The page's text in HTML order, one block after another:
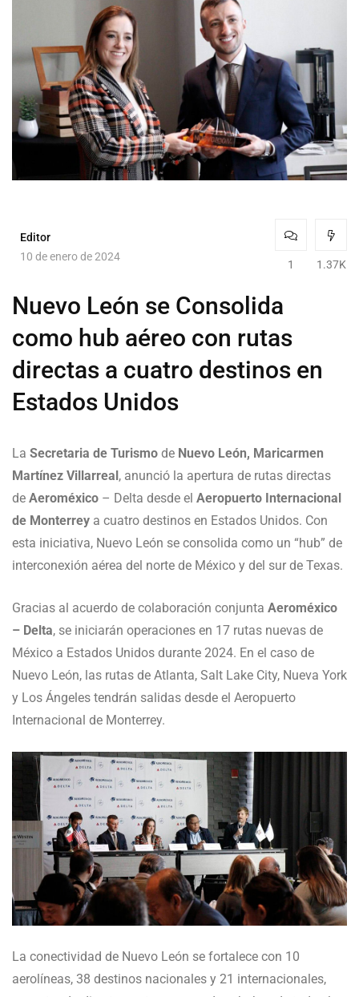
Editor
10 de enero de 2024
1 1.37K
Nuevo León se Consolida
como hub aéreo con rutas
directas a cuatro destinos en
Estados Unidos
La Secretaria de Turismo de Nuevo León, Maricarmen
Martínez Villarreal , anunció la apertura de rutas directas
de Aeroméxico – Delta desde el Aeropuerto Internacional
de Monterrey a cuatro destinos en Estados Unidos. Con
esta iniciativa, Nuevo León se consolida como un “hub” de
interconexión aérea del norte de México y del sur de Texas.
Gracias al acuerdo de colaboración conjunta Aeroméxico
– Delta, se iniciarán operaciones en 17 rutas nuevas de
México a Estados Unidos durante 2024. En el caso de
Nuevo León, las rutas de Atlanta, Salt Lake City, Nueva York
y Los Ángeles tendrán salidas desde el Aeropuerto
Internacional de Monterrey.
La conectividad de Nuevo León se fortalece con 10
aerolíneas, 38 destinos nacionales y 21 internacionales,